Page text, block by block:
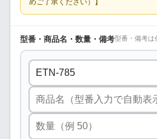
めご了承ください）】
型番・商品名・数量・備考型番・備考は